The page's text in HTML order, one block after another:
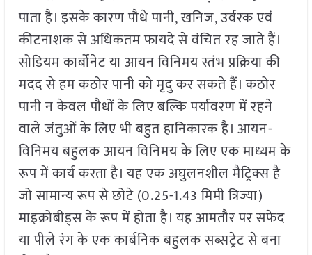
पाता है। इसके कारण पौधे पानी, खनिज, उर्वरक एवं
कीटनाशक से अधिकतम फायदे से वंचित रह जाते हैं।
सोडियम कार्बोनेट या आयन विनिमय स्तंभ प्रक्रिया की
मदद से हम कठोर पानी को मृदु कर सकते हैं। कठोर
पानी न केवल पौधों के लिए बल्कि पर्यावरण में रहने
वाले जंतुओं के लिए भी बहुत हानिकारक है। आयन-
विनिमय बहुलक आयन विनिमय के लिए एक माध्यम के
रूप में कार्य करता है। यह एक अघुलनशील मैट्रिक्स है
जो सामान्य रूप से छोटे (0.25-1.43 मिमी त्रिज्या)
माइक्रोबीड्स के रूप में होता है। यह आमतौर पर सफेद
या पीले रंग के एक कार्बनिक बहुलक सब्सट्रेट से बना